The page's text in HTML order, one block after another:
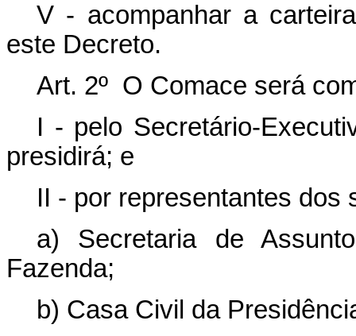
V - acompanhar a
este Decreto.
Art. 2º O Comace será
I - pelo Secretário-
presidirá; e
II - por representantes dos
a) Secretaria de
Fazenda;
b) Casa Civil da